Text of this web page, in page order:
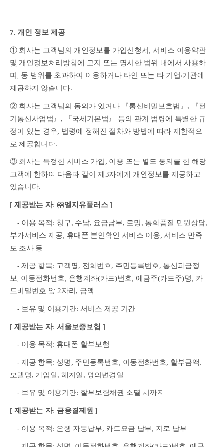
7. 개인 정보 제공
① 회사는 고객님의 개인정보를 가입신청서, 서비스 이용약관
및 개인정보처리방침에 고지 또는 명시한 범위 내에서 사용하
며, 동 범위를 초과하여 이용하거나 타인 또는 타 기업/기관에
제공하지 않습니다.
② 회사는 고객님의 동의가 있거나 『통신비밀보호법』, 『전
기통신사업법』, 『국세기본법』 등의 관계 법령에 특별한 규
정이 있는 경우, 법령에 정해진 절차와 방법에 따라 제한적으
로 제공합니다.
③ 회사는 특정한 서비스 가입, 이용 또는 별도 동의를 한 해당
고객에 한하여 다음과 같이 제3자에게 개인정보를 제공하고
있습니다.
[ 제공받는 자: ㈜엘지유플러스 ]
- 이용 목적: 청구, 수납, 요금납부, 로밍, 통화품질 민원상담,
부가서비스 제공, 휴대폰 본인확인 서비스 이용, 서비스 만족
도 조사 등
- 제공 항목: 고객명, 전화번호, 주민등록번호, 통신과금정
보, 이동전화번호, 은행계좌(카드)번호, 예금주(카드주)명, 카
드비밀번호 앞 2자리, 금액
- 보유 및 이용기간: 서비스 제공 기간
[ 제공받는 자: 서울보증보험 ]
- 이용 목적: 휴대폰 할부보험
- 제공 항목: 성명, 주민등록번호, 이동전화번호, 할부금액,
모델명, 가입일, 해지일, 명의변경일
- 보유 및 이용기간: 할부보험채권 소멸 시까지
[ 제공받는 자: 금융결제원 ]
- 이용 목적: 은행 자동납부, 카드요금 납부, 지로 납부